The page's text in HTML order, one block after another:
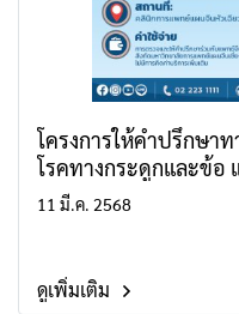
โครงการให้คำปรึกษา
โรคทางกระดูกและข้อ
11 มี.ค. 2568
ดูเพิ่มเติม